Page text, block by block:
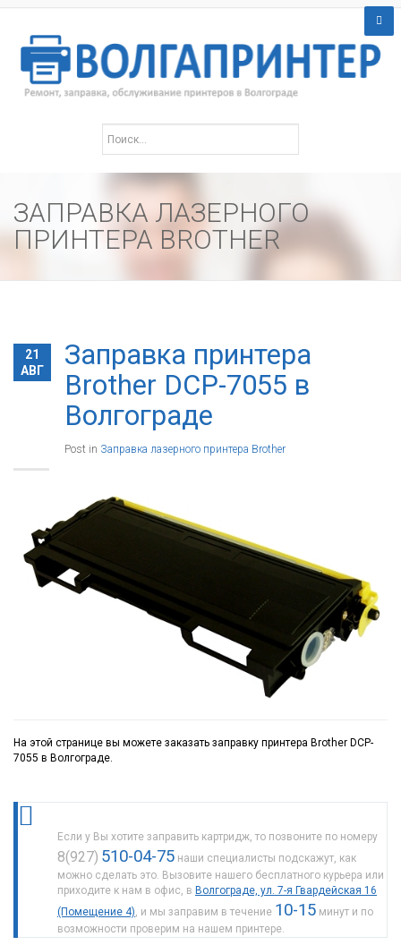
ЗАПРАВКА ЛАЗЕРНОГО
ПРИНТЕРА BROTHER
21
АВГ
Заправка принтера
Brother DCP-7055 в
Волгограде
Post in Заправка лазерного принтера Brother
На этой странице вы можете заказать заправку принтера Brother DCP-
7055 в Волгограде.
Если у Вы хотите заправить картридж, то позвоните по номеру
8(927) 510-04-75 наши специалисты подскажут, как
можно сделать это. Вызовите нашего бесплатного курьера или
приходите к нам в офис, в Волгограде, ул. 7-я Гвардейская 16
(Помещение 4) , и мы заправим в течение 10-15 минут и по
возможности проверим на нашем принтере.